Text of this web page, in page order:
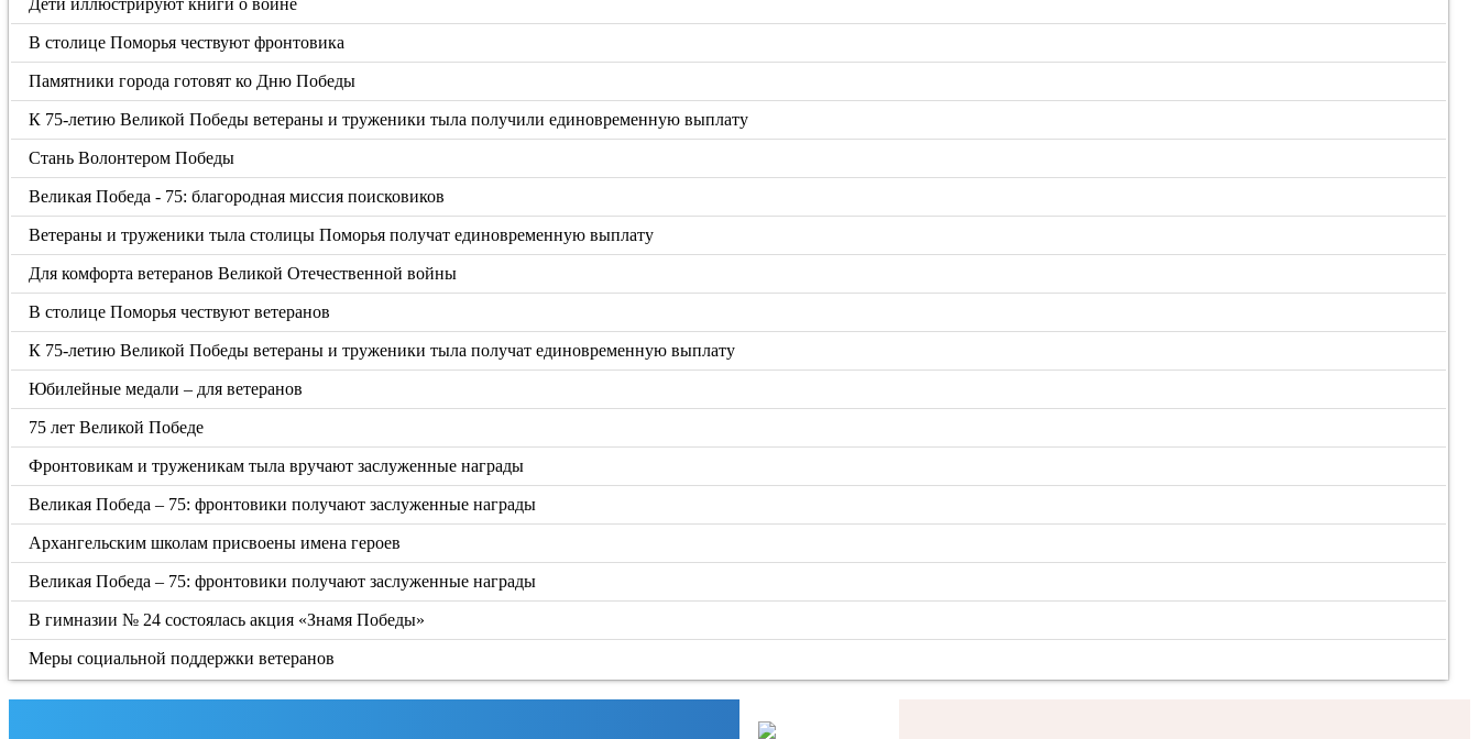
Дети иллюстрируют книги о войне
В столице Поморья чествуют фронтовика
Памятники города готовят ко Дню Победы
К 75-летию Великой Победы ветераны и труженики тыла получили единовременную выплату
Стань Волонтером Победы
Великая Победа - 75: благородная миссия поисковиков
Ветераны и труженики тыла столицы Поморья получат единовременную выплату
Для комфорта ветеранов Великой Отечественной войны
В столице Поморья чествуют ветеранов
К 75-летию Великой Победы ветераны и труженики тыла получат единовременную выплату
Юбилейные медали – для ветеранов
75 лет Великой Победе
Фронтовикам и труженикам тыла вручают заслуженные награды
Великая Победа – 75: фронтовики получают заслуженные награды
Архангельским школам присвоены имена героев
Великая Победа – 75: фронтовики получают заслуженные награды
В гимназии № 24 состоялась акция «Знамя Победы»
Меры социальной поддержки ветеранов